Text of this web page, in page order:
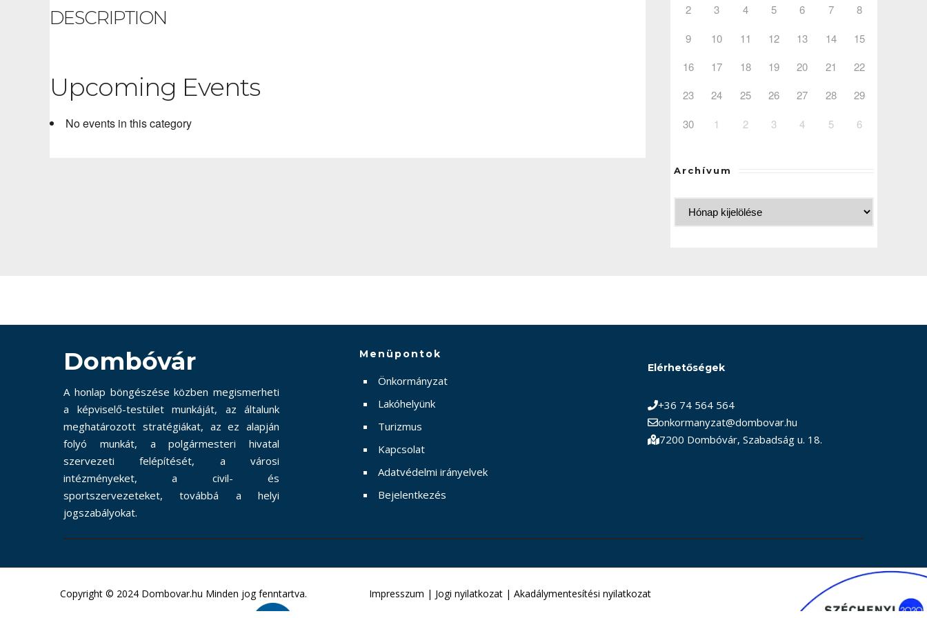
DESCRIPTION
Upcoming Events
No events in this category
2
3 4 5 6 7
8
9
10 11 12 13 14
15
16
17 18 19 20 21
22
23
24 25 26 27 28
29
30
1 2 3 4 5 6
Archívum
Dombóvár
A honlap böngészése közben megismerheti
a képviselő-testület munkáját, az általunk
meghatározott stratégiákat, az ez alapján
folyó munkát, a polgármesteri hivatal
szervezeti felépítését, a városi
intézményeket, a civil- és
sportszervezeteket, továbbá a helyi
jogszabályokat.
Menüpontok
Önkormányzat
Lakóhelyünk
Turizmus
Kapcsolat
Adatvédelmi irányelvek
Bejelentkezés
Elérhetőségek
+36 74 564 564
onkormanyzat@dombovar.hu
7200 Dombóvár, Szabadság u. 18.
Copyright © 2024 Dombovar.hu Minden jog fenntartva. Impresszum | Jogi nyilatkozat | Akadálymentesítési nyilatkozat